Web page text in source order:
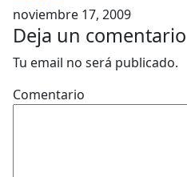
noviembre 17, 2009
Deja un comentario
Tu email no será publicado.
Comentario